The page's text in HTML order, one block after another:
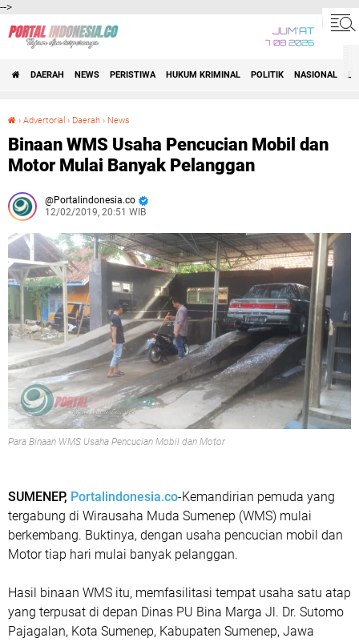
-->
JUM'AT
7 08 2026
DAERAH NEWS PERISTIWA HUKUM KRIMINAL POLITIK NASIONAL
› Advertorial › Daerah › News
Binaan WMS Usaha Pencucian Mobil dan
Motor Mulai Banyak Pelanggan
Portalindonesia.co
12/02/2019, 20:51 WIB
Para Binaan WMS Usaha Pencucian Mobil dan Motor
SUMENEP, Portalindonesia.co-Kemandirian pemuda yang
tergabung di Wirausaha Muda Sumenep (WMS) mulai
berkembang. Buktinya, dengan usaha pencucian mobil dan
Motor tiap hari mulai banyak pelanggan.
Hasil binaan WMS itu, memfasilitasi tempat usaha satu atap
yang terpusat di depan Dinas PU Bina Marga Jl. Dr. Sutomo
Pajagalan, Kota Sumenep, Kabupaten Sumenep, Jawa